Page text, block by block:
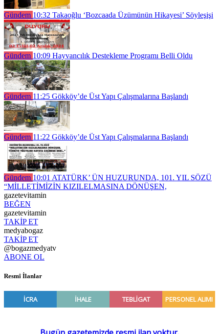
Gündem 10:32 Takaoğlu ‘Bozcaada Üzümünün Hikayesi’ Söyleşişi
Gündem 10:09 Hayvancılık Destekleme Programı Belli Oldu
Gündem 11:25 Gökköy’de Üst Yapı Çalışmalarına Başlandı
Gündem 11:22 Gökköy’de Üst Yapı Çalışmalarına Başlandı
Gündem 10:01 ATATÜRK’ ÜN HUZURUNDA, 101. YIL SÖZÜ
“MİLLETİMİZİN KIZILELMASINA DÖNÜŞEN,
gazetevitamin
BEĞEN
gazetevitamin
TAKİP ET
medyabogaz
TAKİP ET
@bogazmedyatv
ABONE OL
Resmî İlanlar